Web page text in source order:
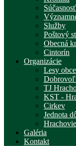
Súčasnosť
Služby
Poštový
Obecná
Cintorín
Organizácie
Lesy obce
TJ
KST -
Cirkev
Jednota
Galéria
Kontakt